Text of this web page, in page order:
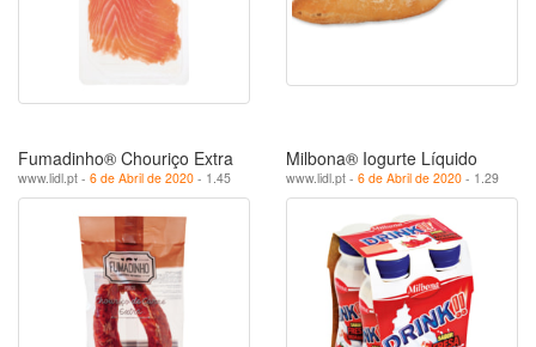
Fumadinho® Chouriço Extra
www.lidl.pt - 6 de Abril de 2020 - 1.45
Milbona® Iogurte Líquido
www.lidl.pt - 6 de Abril de 2020 - 1.29